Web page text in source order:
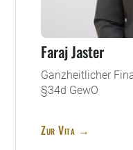
Faraj Jaster
Ganzheitlicher
§34d GewO
Zur Vita →